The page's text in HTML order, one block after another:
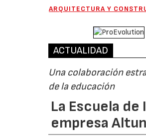
ARQUITECTURA Y
ACTUALIDAD
Una colaboración
de la educación
La Escuela
empresa